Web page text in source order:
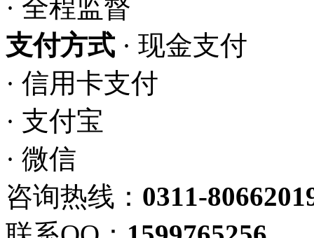
· 全程监督
支付方式 · 现金支付
· 信用卡支付
· 支付宝
· 微信
咨询热线： 0311-